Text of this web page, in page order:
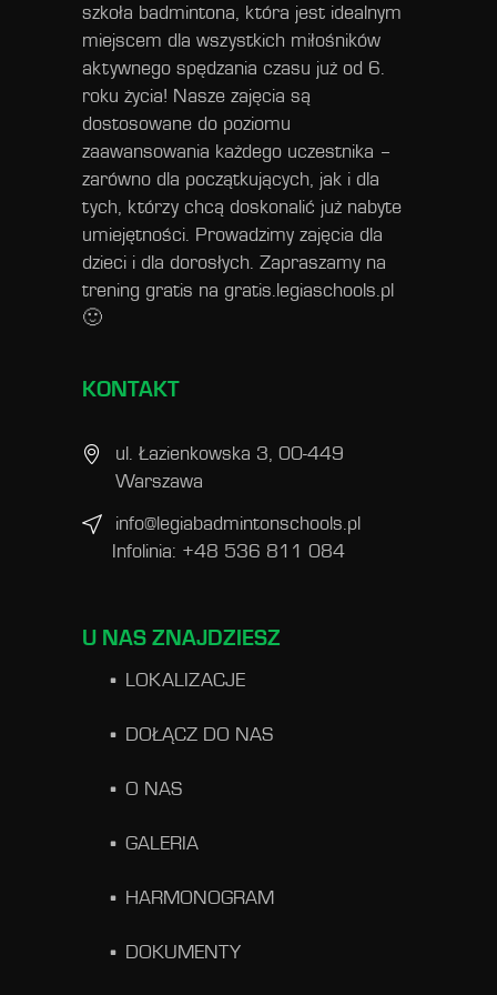
szkoła badmintona, która jest idealnym
miejscem dla wszystkich miłośników
aktywnego spędzania czasu już od 6.
roku życia! Nasze zajęcia są
dostosowane do poziomu
zaawansowania każdego uczestnika –
zarówno dla początkujących, jak i dla
tych, którzy chcą doskonalić już nabyte
umiejętności. Prowadzimy zajęcia dla
dzieci i dla dorosłych. Zapraszamy na
trening gratis na gratis.legiaschools.pl
🙂
KONTAKT
ul. Łazienkowska 3, 00-449
Warszawa
info@legiabadmintonschools.pl
Infolinia: +48 536 811 084
U NAS ZNAJDZIESZ
LOKALIZACJE
DOŁĄCZ DO NAS
O NAS
GALERIA
HARMONOGRAM
DOKUMENTY